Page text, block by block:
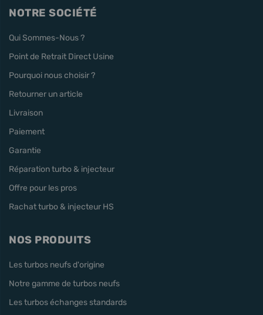
NOTRE SOCIÉTÉ
Qui Sommes-Nous ?
Point de Retrait Direct Usine
Pourquoi nous choisir ?
Retourner un article
Livraison
Paiement
Garantie
Réparation turbo & injecteur
Offre pour les pros
Rachat turbo & injecteur HS
NOS PRODUITS
Les turbos neufs d'origine
Notre gamme de turbos neufs
Les turbos échanges standards